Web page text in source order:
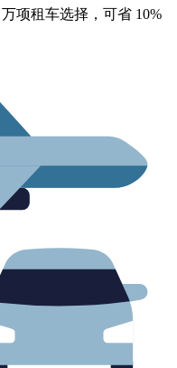
项租车选择，可省 10%